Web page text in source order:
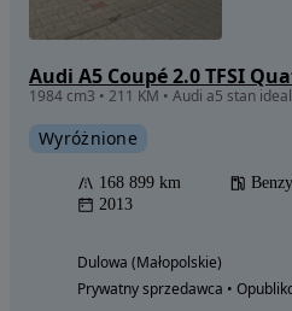
Audi A5 Coupé 2.0 TFSI
1984 cm3 • 211 KM • Audi a5 stan
Wyróżnione
168 899 km
2013
Dulowa (Małopolskie)
Prywatny sprzedawca •